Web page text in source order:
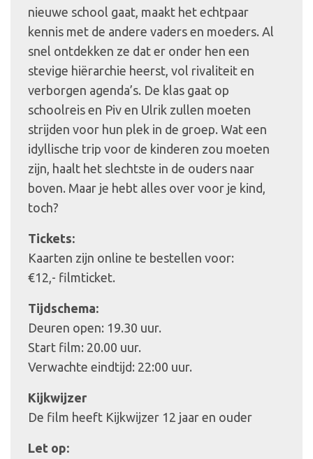
nieuwe school gaat, maakt het echtpaar
kennis met de andere vaders en moeders. Al
snel ontdekken ze dat er onder hen een
stevige hiërarchie heerst, vol rivaliteit en
verborgen agenda’s. De klas gaat op
schoolreis en Piv en Ulrik zullen moeten
strijden voor hun plek in de groep. Wat een
idyllische trip voor de kinderen zou moeten
zijn, haalt het slechtste in de ouders naar
boven. Maar je hebt alles over voor je kind,
toch?
Tickets:
Kaarten zijn online te bestellen voor:
€12,- filmticket.
Tijdschema:
Deuren open: 19.30 uur.
Start film: 20.00 uur.
Verwachte eindtijd: 22:00 uur.
Kijkwijzer
De film heeft Kijkwijzer 12 jaar en ouder
Let op: